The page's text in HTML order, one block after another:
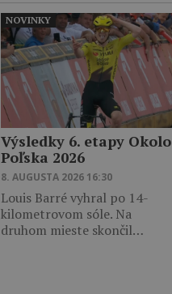
Výsledky 6. etapy Okolo
Poľska 2026
8. AUGUSTA 2026 16:30
Louis Barré vyhral po 14-
kilometrovom sóle. Na
druhom mieste skončil…
NOVINKY